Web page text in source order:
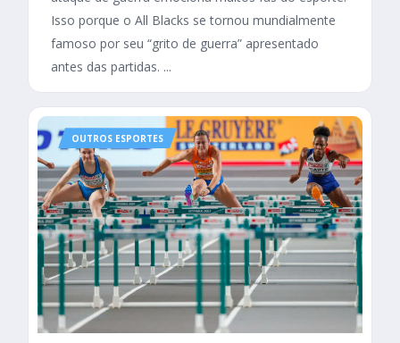
Isso porque o All Blacks se tornou mundialmente
famoso por seu “grito de guerra” apresentado
antes das partidas. ...
OUTROS ESPORTES